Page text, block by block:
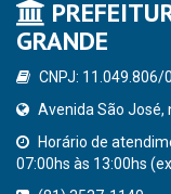
GRANDE
CNPJ: 11.049.806/
Avenida São José,
Horário de
07:00hs às 13:00hs